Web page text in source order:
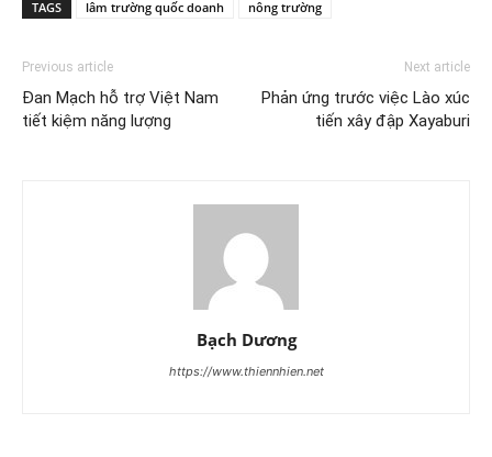
TAGS lâm trường quốc doanh nông trường
Previous article
Đan Mạch hỗ trợ Việt Nam
tiết kiệm năng lượng
Next article
Phản ứng trước việc Lào xúc
tiến xây đập Xayaburi
Bạch Dương
https://www.thiennhien.net